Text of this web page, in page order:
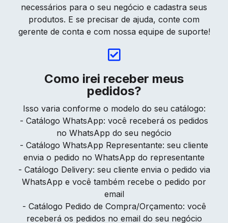
necessários para o seu negócio e cadastra seus
produtos. E se precisar de ajuda, conte com
gerente de conta e com nossa equipe de suporte!
Como irei receber meus
pedidos?
Isso varia conforme o modelo do seu catálogo:
- Catálogo WhatsApp: você receberá os pedidos
no WhatsApp do seu negócio
- Catálogo WhatsApp Representante: seu cliente
envia o pedido no WhatsApp do representante
- Catálogo Delivery: seu cliente envia o pedido via
WhatsApp e você também recebe o pedido por
email
- Catálogo Pedido de Compra/Orçamento: você
receberá os pedidos no email do seu negócio